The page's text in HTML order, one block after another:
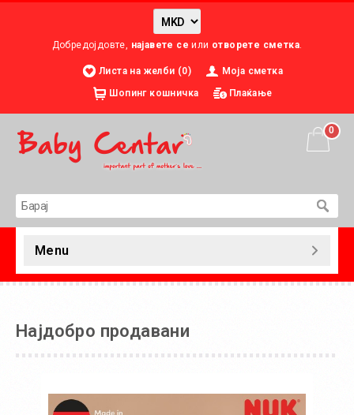
Добредојдовте, најавете се или отворете сметка.
Листа на желби (0)
Моја сметка
Шопинг кошничка
Плаќање
0
Menu
Најдобро продавани